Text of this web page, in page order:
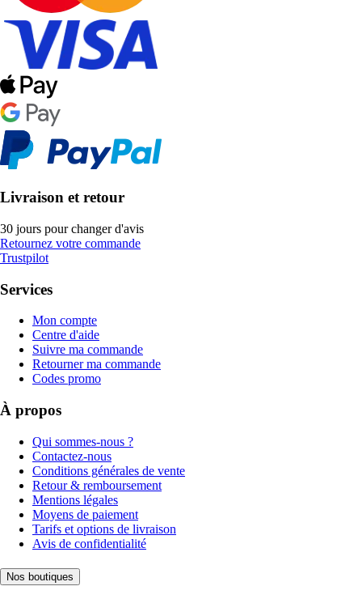
Livraison et retour
30 jours pour changer d'avis
Retournez votre commande
Trustpilot
Services
Mon compte
Centre d'aide
Suivre ma commande
Retourner ma commande
Codes promo
À propos
Qui sommes-nous ?
Contactez-nous
Conditions générales de vente
Retour & remboursement
Mentions légales
Moyens de paiement
Tarifs et options de livraison
Avis de confidentialité
Nos boutiques